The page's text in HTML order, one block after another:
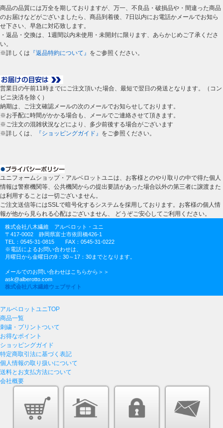
商品の品質には万全を期しておりますが、万一、不良品・破損品や・間違った商品
のお届けなどがございましたら、商品到着後、7日以内にお電話かメールでお知ら
せ下さい、早急に対応致します。
・返品・交換は、1週間以内未使用・未開封に限ります、あらかじめご了承くださ
い。
※詳しくは 『返品特約について』 をご参照ください。
営業日の午前11時までにご注文頂いた場合、最短で翌日の発送となります。（コン
ビニ決済を除く）
納期は、ご注文確認メールの次のメールでお知らせしております。
※お手配に時間がかかる場合も、メールでご連絡させて頂きます。
※ご注文の混雑状況などにより、多少前後する場合がございます
※詳しくは、
『ショッピングガイド』 をご参照ください。
ユニフォームショップ・アルベロットユニは、お客様とのやり取りの中で得た個人
情報は警察機関等、公共機関からの提出要請があった場合以外の第三者に譲渡また
は利用することは一切ございません。
ご注文送信等にはSSLで暗号化するシステムを採用しております。お客様の個人情
報が他から見られる心配はございません、 どうぞご安心してご利用ください。
株式会社八木繊維 アルベロット・ユニ
〒417-0002 静岡県富士市依田橋426-1
TEL：0545-31-0815 FAX：0545-31-0222
※電話によるお問い合わせは、
月曜日から金曜日の9：30～17：30までとなります。
メールでのお問い合わせはこちらから＞＞
ask@alberotto.com
株式会社八木繊維ウェブサイト
アルベロットユニTOP
商品一覧
刺繍・プリントついて
お得なポイント
ショッピングガイド
特定商取引法に基づく表記
個人情報の取り扱いについて
送料とお支払方法について
会社概要